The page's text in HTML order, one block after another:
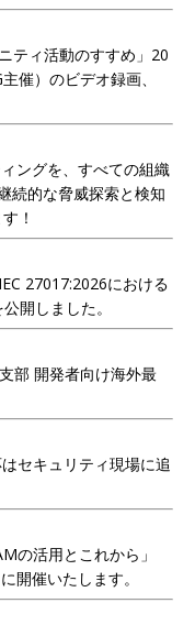
ティ活動のすすめ」20
催）のビデオ録画、
ングを、すべての組織
続的な脅威探索と検知
！
27017:2026における
開しました。
部 開発者向け海外最
セキュリティ現場に追
の活用とこれから」
開催いたします。